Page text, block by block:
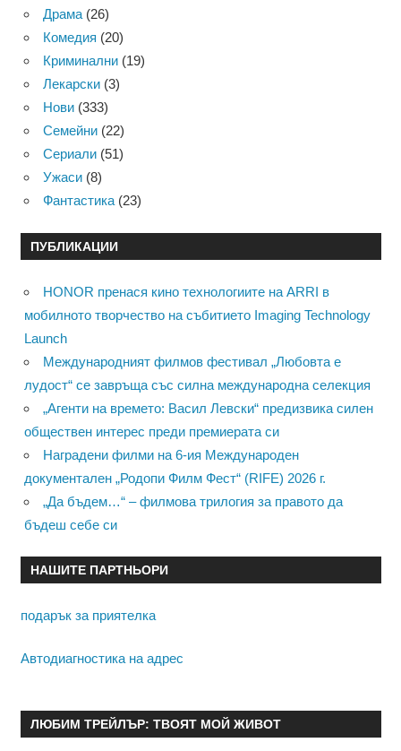
Драма(26)
Комедия (20)
Криминални (19)
Лекарски (3)
Нови (333)
Семейни (22)
Сериали (51)
Ужаси (8)
Фантастика(23)
ПУБЛИКАЦИИ
HONOR пренася кино технологиите на ARRI в
мобилното творчество на събитието Imaging Technology
Launch
Международният филмов фестивал „Любовта е
лудост“ се завръща със силна международна селекция
„Агенти на времето: Васил Левски“ предизвика силен
обществен интерес преди премиерата си
Наградени филми на 6-ия Международен
документален „Родопи Филм Фест“ (RIFE) 2026 г.
„Да бъдем…“ – филмова трилогия за правото да
бъдеш себе си
НАШИТЕ ПАРТНЬОРИ
подарък за приятелка
Автодиагностика на адрес
ЛЮБИМ ТРЕЙЛЪР: ТВОЯТ МОЙ ЖИВОТ